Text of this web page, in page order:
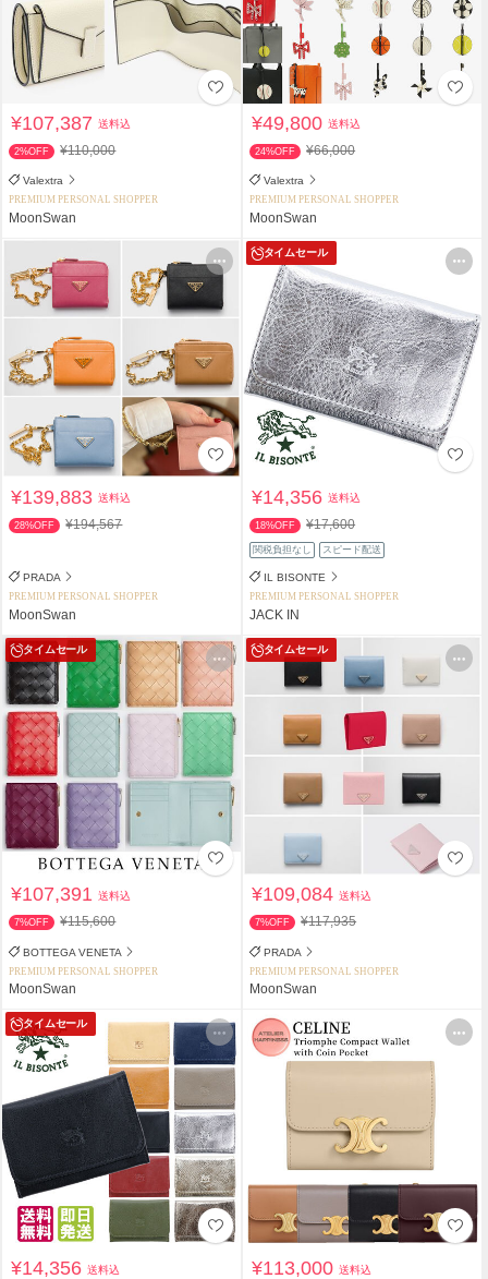
¥107,387送料込
2%OFF ¥110,000
Valextra
PREMIUM PERSONAL SHOPPER
MoonSwan
¥49,800送料込
24%OFF ¥66,000
Valextra
PREMIUM PERSONAL SHOPPER
MoonSwan
¥139,883送料込
28%OFF ¥194,567
PRADA
PREMIUM PERSONAL SHOPPER
MoonSwan
タイムセール
¥14,356送料込
18%OFF ¥17,600
関税負担なし スピード配送
IL BISONTE
PREMIUM PERSONAL SHOPPER
JACK IN
タイムセール
¥107,391送料込
7%OFF ¥115,600
BOTTEGA VENETA
PREMIUM PERSONAL SHOPPER
MoonSwan
タイムセール
¥109,084送料込
7%OFF ¥117,935
PRADA
PREMIUM PERSONAL SHOPPER
MoonSwan
タイムセール
¥14,356送料込 ¥113,000送料込